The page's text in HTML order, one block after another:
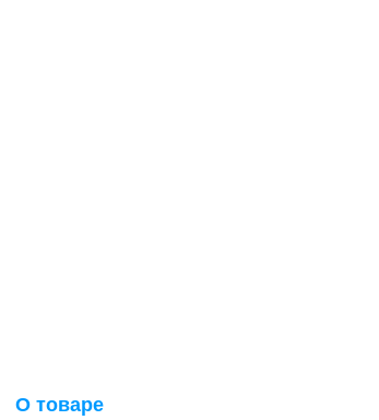
О товаре